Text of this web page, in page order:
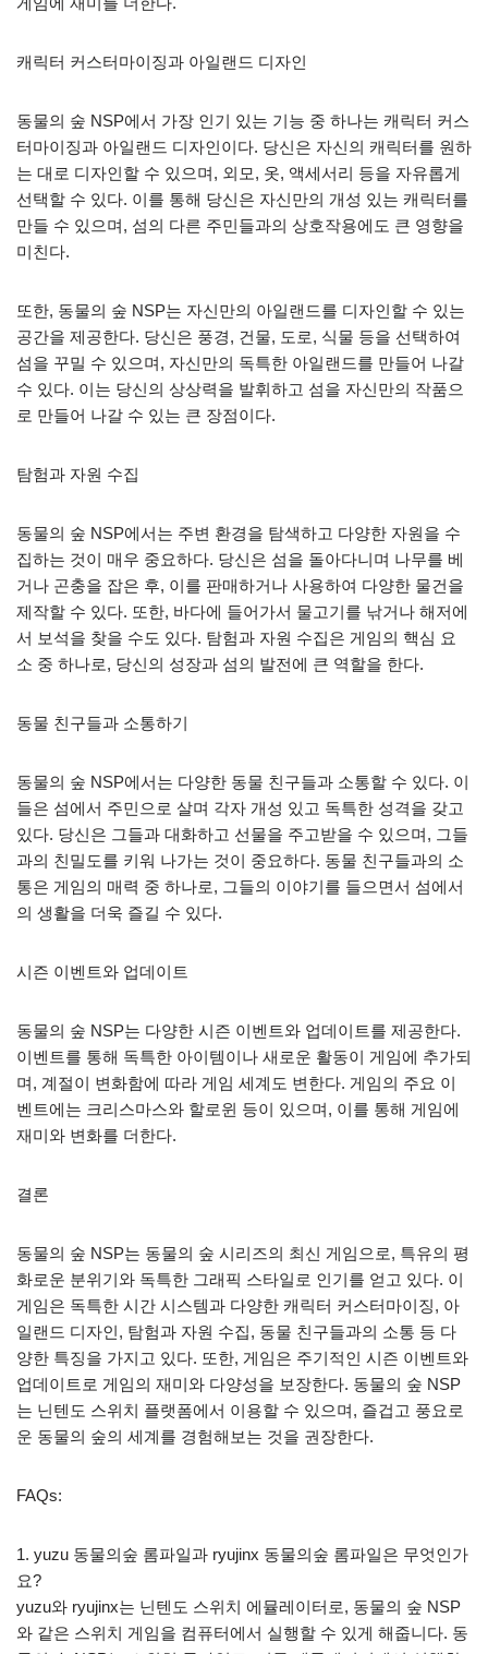
캐릭터 커스터마이징과 아일랜드 디자인
동물의 숲 NSP에서 가장 인기 있는 기능 중 하나는 캐릭터 커스
터마이징과 아일랜드 디자인이다. 당신은 자신의 캐릭터를 원하
는 대로 디자인할 수 있으며, 외모, 옷, 액세서리 등을 자유롭게
선택할 수 있다. 이를 통해 당신은 자신만의 개성 있는 캐릭터를
만들 수 있으며, 섬의 다른 주민들과의 상호작용에도 큰 영향을
미친다.
또한, 동물의 숲 NSP는 자신만의 아일랜드를 디자인할 수 있는
공간을 제공한다. 당신은 풍경, 건물, 도로, 식물 등을 선택하여
섬을 꾸밀 수 있으며, 자신만의 독특한 아일랜드를 만들어 나갈
수 있다. 이는 당신의 상상력을 발휘하고 섬을 자신만의 작품으
로 만들어 나갈 수 있는 큰 장점이다.
탐험과 자원 수집
동물의 숲 NSP에서는 주변 환경을 탐색하고 다양한 자원을 수
집하는 것이 매우 중요하다. 당신은 섬을 돌아다니며 나무를 베
거나 곤충을 잡은 후, 이를 판매하거나 사용하여 다양한 물건을
제작할 수 있다. 또한, 바다에 들어가서 물고기를 낚거나 해저에
서 보석을 찾을 수도 있다. 탐험과 자원 수집은 게임의 핵심 요
소 중 하나로, 당신의 성장과 섬의 발전에 큰 역할을 한다.
동물 친구들과 소통하기
동물의 숲 NSP에서는 다양한 동물 친구들과 소통할 수 있다. 이
들은 섬에서 주민으로 살며 각자 개성 있고 독특한 성격을 갖고
있다. 당신은 그들과 대화하고 선물을 주고받을 수 있으며, 그들
과의 친밀도를 키워 나가는 것이 중요하다. 동물 친구들과의 소
통은 게임의 매력 중 하나로, 그들의 이야기를 들으면서 섬에서
의 생활을 더욱 즐길 수 있다.
시즌 이벤트와 업데이트
동물의 숲 NSP는 다양한 시즌 이벤트와 업데이트를 제공한다.
이벤트를 통해 독특한 아이템이나 새로운 활동이 게임에 추가되
며, 계절이 변화함에 따라 게임 세계도 변한다. 게임의 주요 이
벤트에는 크리스마스와 할로윈 등이 있으며, 이를 통해 게임에
재미와 변화를 더한다.
결론
동물의 숲 NSP는 동물의 숲 시리즈의 최신 게임으로, 특유의 평
화로운 분위기와 독특한 그래픽 스타일로 인기를 얻고 있다. 이
게임은 독특한 시간 시스템과 다양한 캐릭터 커스터마이징, 아
일랜드 디자인, 탐험과 자원 수집, 동물 친구들과의 소통 등 다
양한 특징을 가지고 있다. 또한, 게임은 주기적인 시즌 이벤트와
업데이트로 게임의 재미와 다양성을 보장한다. 동물의 숲 NSP
는 닌텐도 스위치 플랫폼에서 이용할 수 있으며, 즐겁고 풍요로
운 동물의 숲의 세계를 경험해보는 것을 권장한다.
FAQs:
1. yuzu 동물의숲 롬파일과 ryujinx 동물의숲 롬파일은 무엇인가
요?
yuzu와 ryujinx는 닌텐도 스위치 에뮬레이터로, 동물의 숲 NSP
와 같은 스위치 게임을 컴퓨터에서 실행할 수 있게 해줍니다. 동